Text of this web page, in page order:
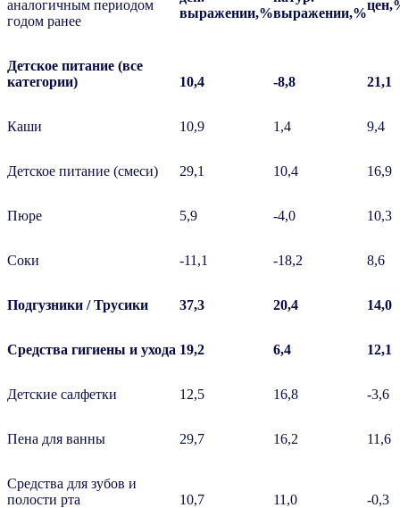
аналогичным периодом
годом ранее
выражении,%выражении,%
цен
Детское питание (все
категории)
10,4 -8,8 21,1
Каши 10,9 1,4 9,4
Детское питание (смеси) 29,1 10,4 16,9
Пюре 5,9 -4,0 10,3
Соки -11,1 -18,2 8,6
Подгузники / Трусики 37,3 20,4 14,0
Средства гигиены и ухода 19,2 6,4 12,1
Детские салфетки 12,5 16,8 -3,6
Пена для ванны 29,7 16,2 11,6
Средства для зубов и
полости рта
10,7 11,0 -0,3